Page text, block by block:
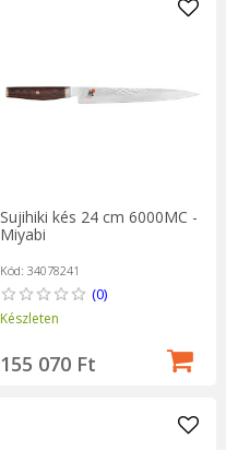
Sujihiki kés 24 cm 6000MC -
Miyabi
Kód: 34078241
(0)
Készleten
155 070 Ft